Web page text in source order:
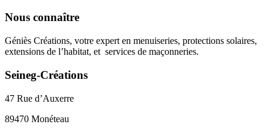
Nous connaître
Géniès Créations, votre expert en menuiseries, protections solaires,
extensions de l’habitat, et services de maçonneries.
Seineg-Créations
47 Rue d’Auxerre
89470 Monéteau